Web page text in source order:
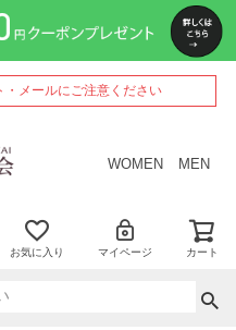
メールにご注意ください
WOMEN MEN
お気に入り マイページ カート